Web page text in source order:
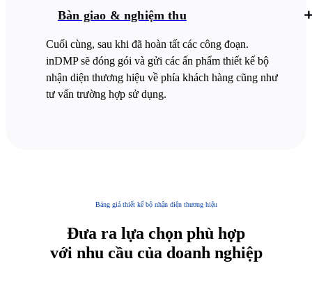
Bàn giao & nghiệm thu
Cuối cùng, sau khi đã hoàn tất các công đoạn.
inDMP sẽ đóng gói và gửi các ấn phẩm thiết kế bộ
nhận diện thương hiệu về phía khách hàng cũng như
tư vấn trường hợp sử dụng.
Bảng giá thiết kế bộ nhận diện thương hiệu
Đưa ra lựa chọn phù hợp
với nhu cầu của doanh nghiệp